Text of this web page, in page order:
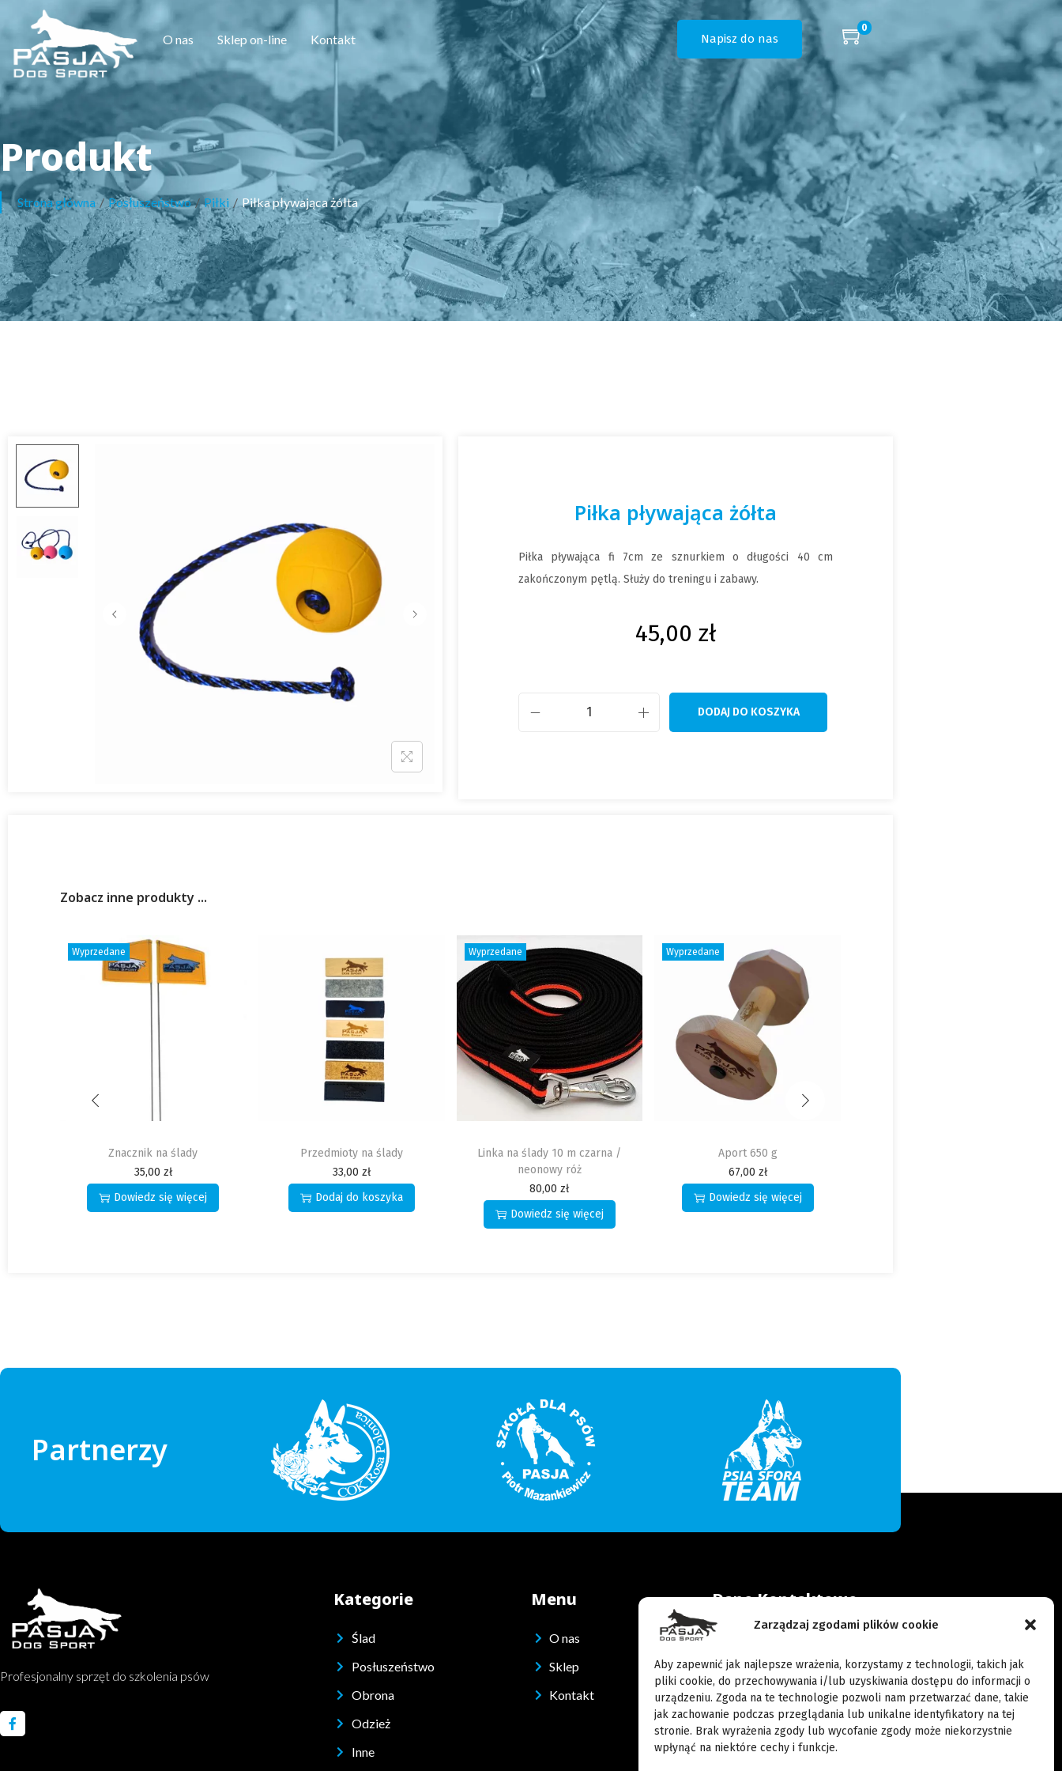
Zarządzaj zgodami plików cookie
Aby zapewnić jak najlepsze wrażenia, korzystamy z technologii, takich jak
pliki cookie, do przechowywania i/lub uzyskiwania dostępu do informacji o
urządzeniu. Zgoda na te technologie pozwoli nam przetwarzać dane, takie
jak zachowanie podczas przeglądania lub unikalne identyfikatory na tej
stronie. Brak wyrażenia zgody lub wycofanie zgody może niekorzystnie
wpłynąć na niektóre cechy i funkcje.
O nas Sklep on-line Kontakt Napisz do nas
0
Produkt
Strona główna / Posłuszeństwo / Piłki / Piłka pływająca żółta
Piłka pływająca żółta
Piłka pływająca fi 7cm ze sznurkiem o długości 40 cm
zakończonym pętlą. Służy do treningu i zabawy.
45,00 zł
DODAJ DO KOSZYKA
Zobacz inne produkty ...
Przedmioty na ślady
33,00 zł
Dodaj do koszyka
Linka na ślady 10 m czarna /
neonowy róż
zł
Dowiedz się więcej
Wyprzedane
Aport 650 g
67,00zł
Dowiedz się więcej
Kostka – piłka 18 cm
99,00zł
Dodaj do koszyka
Partnerzy
Profesjonalny sprzęt do szkolenia psów
Kategorie
Ślad
Posłuszeństwo
Obrona
Odzież
Inne
Menu
O nas
Sklep
Kontakt
Dane Kontaktowe
Rybojedzko
kontakt@pasjadogsport.pl
509 416 652
509 416 852